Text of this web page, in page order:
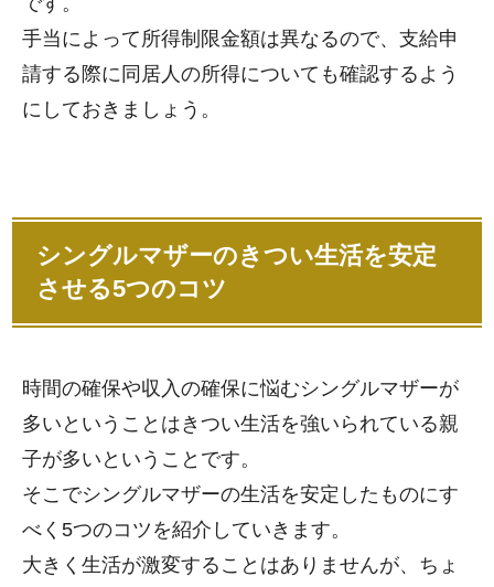
手当によって所得制限金額は異なるので、支給申
請する際に同居人の所得についても確認するよう
にしておきましょう。
シングルマザーのきつい生活を安定
させる5つのコツ
時間の確保や収入の確保に悩むシングルマザーが
多いということはきつい生活を強いられている親
子が多いということです。
そこでシングルマザーの生活を安定したものにす
べく5つのコツを紹介していきます。
大きく生活が激変することはありませんが、ちょ